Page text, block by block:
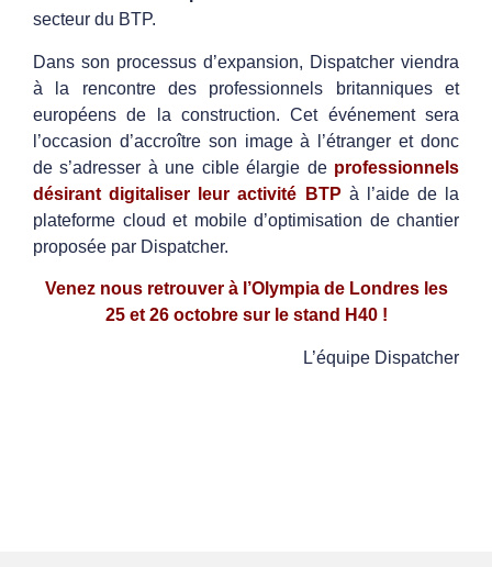
secteur du BTP.
Dans son processus d’expansion, Dispatcher viendra
à la rencontre des professionnels britanniques et
européens de la construction. Cet événement sera
l’occasion d’accroître son image à l’étranger et donc
de s’adresser à une cible élargie de professionnels
désirant digitaliser leur activité BTP à l’aide de la
plateforme cloud et mobile d’optimisation de chantier
proposée par Dispatcher.
Venez nous retrouver à l’Olympia de Londres les
25 et 26 octobre sur le stand H40 !
L’équipe Dispatcher